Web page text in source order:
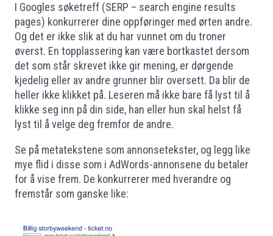
I Googles søketreff (SERP – search engine results
pages) konkurrerer dine oppføringer med ørten andre.
Og det er ikke slik at du har vunnet om du troner
øverst. En topplassering kan være bortkastet dersom
det som står skrevet ikke gir mening, er dørgende
kjedelig eller av andre grunner blir oversett. Da blir de
heller ikke klikket på. Leseren må ikke bare få lyst til å
klikke seg inn på din side, han eller hun skal helst få
lyst til å velge deg fremfor de andre.
Se på metatekstene som annonsetekster, og legg like
mye flid i disse som i AdWords-annonsene du betaler
for å vise frem. De konkurrerer med hverandre og
fremstår som ganske like: